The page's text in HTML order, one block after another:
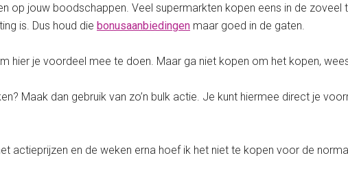
op jouw boodschappen. Veel supermarkten kopen eens in de zoveel
is. Dus houd die bonusaanbiedingen maar goed in de gaten.
hier je voordeel mee te doen. Maar ga niet kopen om het kopen,
Maak dan gebruik van zo’n bulk actie. Je kunt hiermee direct je
actieprijzen en de weken erna hoef ik het niet te kopen voor de